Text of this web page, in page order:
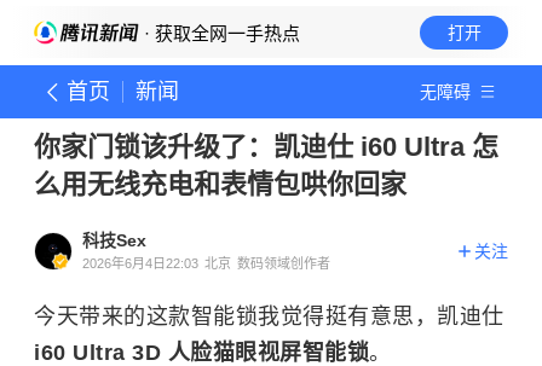
· 获取全网一手热点 打开
首页 新闻 无障碍
你家门锁该升级了：凯迪仕 i60 Ultra 怎
么用无线充电和表情包哄你回家
科技Sex
2026年6月4日22:03 北京 数码领域创作者
关注
今天带来的这款智能锁我觉得挺有意思，凯迪仕
i60 Ultra 3D 人脸猫眼视屏智能锁。